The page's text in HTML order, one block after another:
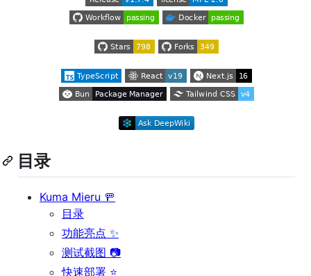
目录
Kuma Mieru 🚥
目录
功能亮点 ✨
测试截图 📷
快速部署 ⭐